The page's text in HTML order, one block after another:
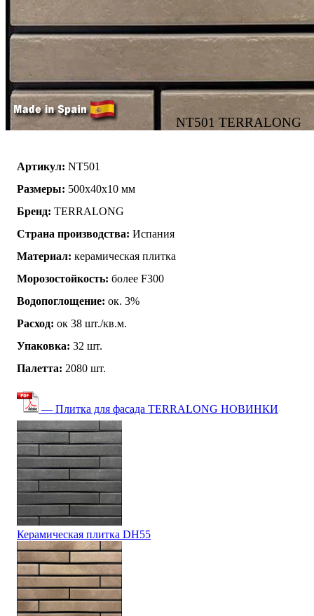
NT501 TERRALONG
Артикул: NT501
Размеры: 500х40х10 мм
Бренд: TERRALONG
Страна производства: Испания
Материал: керамическая плитка
Морозостойкость: более F300
Водопоглощение: ок. 3%
Расход: ок 38 шт./кв.м.
Упаковка: 32 шт.
Палетта: 2080 шт.
— Плитка для фасада TERRALONG НОВИНКИ
Керамическая плитка DH55